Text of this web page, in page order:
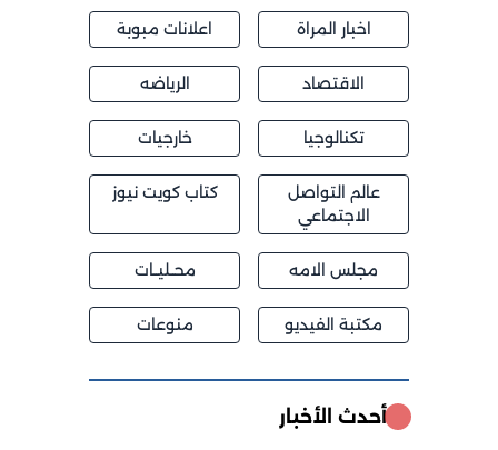
اخبار المراة اعلانات مبوبة
الاقتصاد الرياضه
تكنالوجيا خارجيات
عالم التواصل
الاجتماعي
كتاب كويت نيوز
مجلس الامه محــليــات
مكتبة الفيديو منوعات
أحدث الأخبار